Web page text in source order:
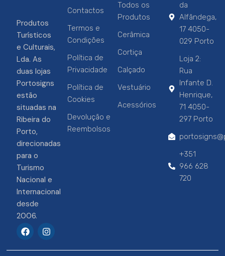
Produtos
Turísticos
e Culturais,
Lda. As
duas lojas
Portosigns
estão
situadas na
Ribeira do
Porto,
direcionadas
para o
Turismo
Nacional e
Internacional
desde
2006.
F
a
e
I
n
t
Contactos
Termos e
Condições
Política de
Privacidade
Política de
Cookies
Devolução e
Reembolsos
Todos os
Produtos
Cerâmica
Cortiça
Calçado
Vestuário
Acessórios
da
Alfândega,
17 4050-
029 Porto
Loja 2:
Rua
Infante D.
Henrique,
71 4050-
297 Porto
+351
966 628
720